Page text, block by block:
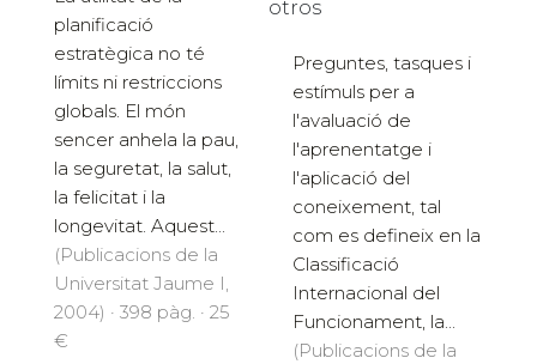
planificació
estratègica no té
límits ni restriccions
globals. El món
sencer anhela la pau,
la seguretat, la salut,
la felicitat i la
longevitat. Aquest...
(Publicacions de la
Universitat Jaume I,
2004) · 398 pàg. · 25
€
otros
Preguntes, tasques i
estímuls per a
l'avaluació de
l'aprenentatge i
l'aplicació del
coneixement, tal
com es defineix en la
Classificació
Internacional del
Funcionament, la...
(Publicacions de la